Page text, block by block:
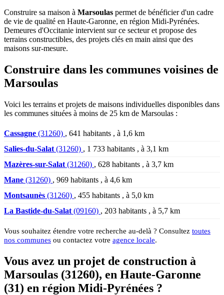
Construire sa maison à Marsoulas permet de bénéficier d'un cadre
de vie de qualité en Haute-Garonne, en région Midi-Pyrénées.
Demeures d'Occitanie intervient sur ce secteur et propose des
terrains constructibles, des projets clés en main ainsi que des
maisons sur-mesure.
Construire dans les communes voisines de
Marsoulas
Voici les terrains et projets de maisons individuelles disponibles dans
les communes situées à moins de 25 km de Marsoulas :
Cassagne (31260) , 641 habitants , à 1,6 km
Salies-du-Salat (31260) , 1 733 habitants , à 3,1 km
Mazères-sur-Salat (31260) , 628 habitants , à 3,7 km
Mane (31260) , 969 habitants , à 4,6 km
Montsaunès (31260) , 455 habitants , à 5,0 km
La Bastide-du-Salat (09160) , 203 habitants , à 5,7 km
Vous souhaitez étendre votre recherche au-delà ? Consultez toutes
nos communes ou contactez votre agence locale.
Vous avez un projet de construction à
Marsoulas (31260), en Haute-Garonne
(31) en région Midi-Pyrénées ?